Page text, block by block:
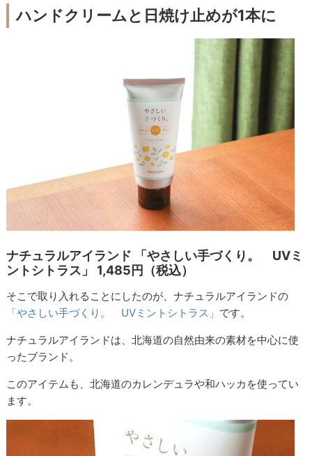
ハンドクリームと日焼け止めが1本に
ナチュラルアイランド 「やさしい手づくり。 UVミ
ントシトラス」 1,485円（税込）
そこで取り入れることにしたのが、ナチュラルアイランドの
「やさしい手づくり。 UVミントシトラス」 です。
ナチュラルアイランドは、北海道の自然由来の素材を中心に使
ったブランド。
このアイテムも、北海道のカレンデュラや和ハッカを使ってい
ます。